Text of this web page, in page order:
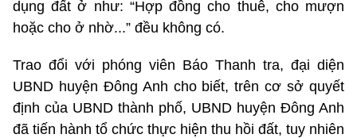
dụng đất ở như: “Hợp đồng cho thuê, cho mượn
hoặc cho ở nhờ...” đều không có.
Trao đổi với phóng viên Báo Thanh tra, đại diện
UBND huyện Đông Anh cho biết, trên cơ sở quyết
định của UBND thành phố, UBND huyện Đông Anh
đã tiến hành tổ chức thực hiện thu hồi đất, tuy nhiên